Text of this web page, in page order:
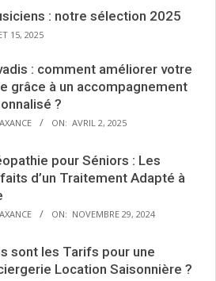
: notre sélection 2025
15, 2025
: comment améliorer votre
grâce à un accompagnement
?
ON: AVRIL 2, 2025
pour Séniors : Les
d’un Traitement Adapté à
ON: NOVEMBRE 29, 2024
sont les Tarifs pour une
Location Saisonnière ?